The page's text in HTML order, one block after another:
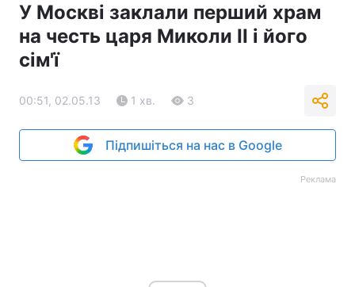
У Москві заклали перший храм
на честь царя Миколи II і його
сім'ї
00:51, 02.05.13 1 хв. 3
Підпишіться на нас в Google
Реклама